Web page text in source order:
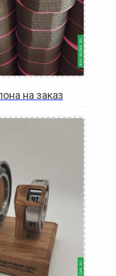
на заказ